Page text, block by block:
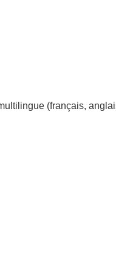
(français,